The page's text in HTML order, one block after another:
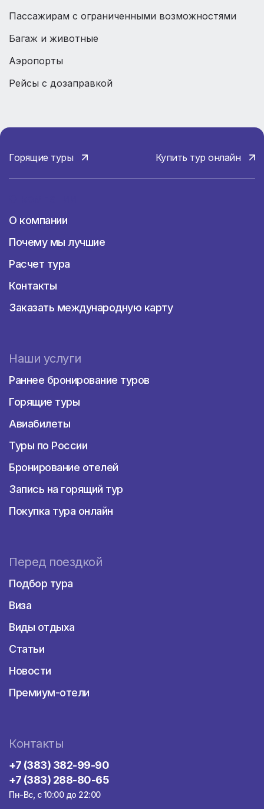
Пассажирам с ограниченными возможностями
Багаж и животные
Аэропорты
Рейсы с дозаправкой
Горящие туры Купить тур онлайн
О компании
Почему мы лучшие
Расчет тура
Контакты
Заказать международную карту
Наши услуги
Раннее бронирование туров
Горящие туры
Авиабилеты
Туры по России
Бронирование отелей
Запись на горящий тур
Покупка тура онлайн
Перед поездкой
Подбор тура
Виза
Виды отдыха
Статьи
Новости
Премиум-отели
Контакты
+7 (383) 382-99-90
+7 (383) 288-80-65
Пн-Вс, с 10:00 до 22:00